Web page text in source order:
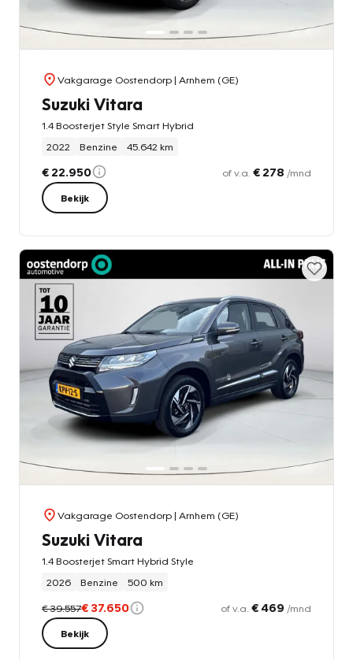
Vakgarage Oostendorp| Arnhem (GE)
Suzuki Vitara
1.4 Boosterjet Style Smart Hybrid
2022
Benzine 45.642 km
€ 22.950 of v.a. € 278 /mnd
Bekijk
Vakgarage Oostendorp| Arnhem (GE)
Suzuki Vitara
1.4 Boosterjet Smart Hybrid Style
2026
Benzine 500 km
€ 39.557€ 37.650 of v.a. € 469 /mnd
Bekijk